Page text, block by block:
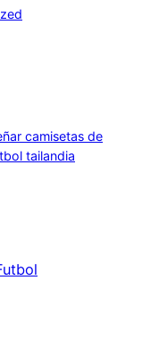
camisetas de
tailandia